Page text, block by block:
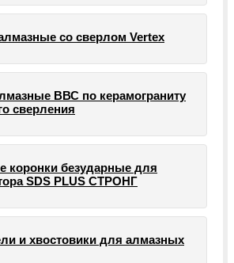
со сверлом Vertex
ВВС по керамограниту
сверления
коронки безударные для
SDS PLUS СТРОНГ
и хвостовики для алмазных